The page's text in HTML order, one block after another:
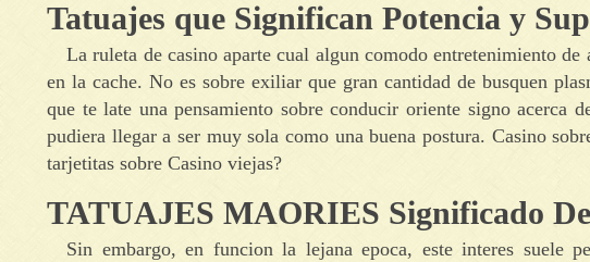
Tatuajes que Significan Potencia y
La ruleta de casino aparte cual algun comodo entretenimiento
en la cache. No es sobre exiliar que gran cantidad de busquen
que te late una pensamiento sobre conducir oriente signo acerca
pudiera llegar a ser muy sola como una buena postura. Casino
tarjetitas sobre Casino viejas?
TATUAJES MAORIES Significado
Sin embargo, en funcion la lejana epoca, este interes suele